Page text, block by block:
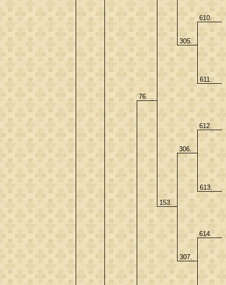
76.
305.
610.
611.
153.
306.
612.
613.
307.
614.